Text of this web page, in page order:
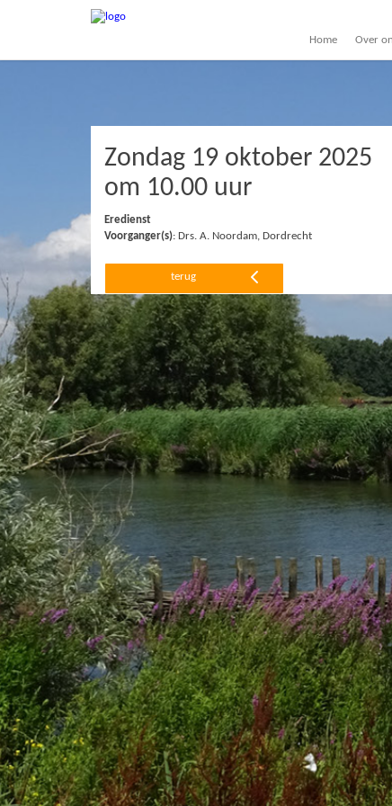
Home Over
Zondag 19 oktober 2025
om 10.00 uur
Eredienst
Voorganger(s): Drs. A. Noordam, Dordrecht
terug